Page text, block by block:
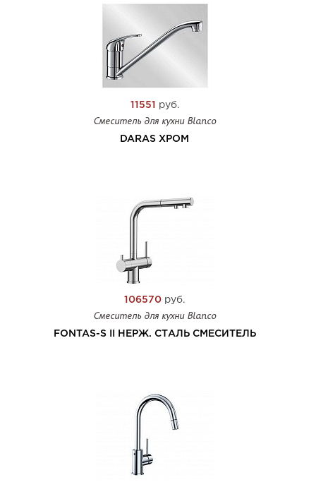
11551 руб.
Смеситель для кухни Blanco
DARAS ХРОМ
106570 руб.
Смеситель для кухни Blanco
FONTAS-S II НЕРЖ. СТАЛЬ СМЕСИТЕЛЬ